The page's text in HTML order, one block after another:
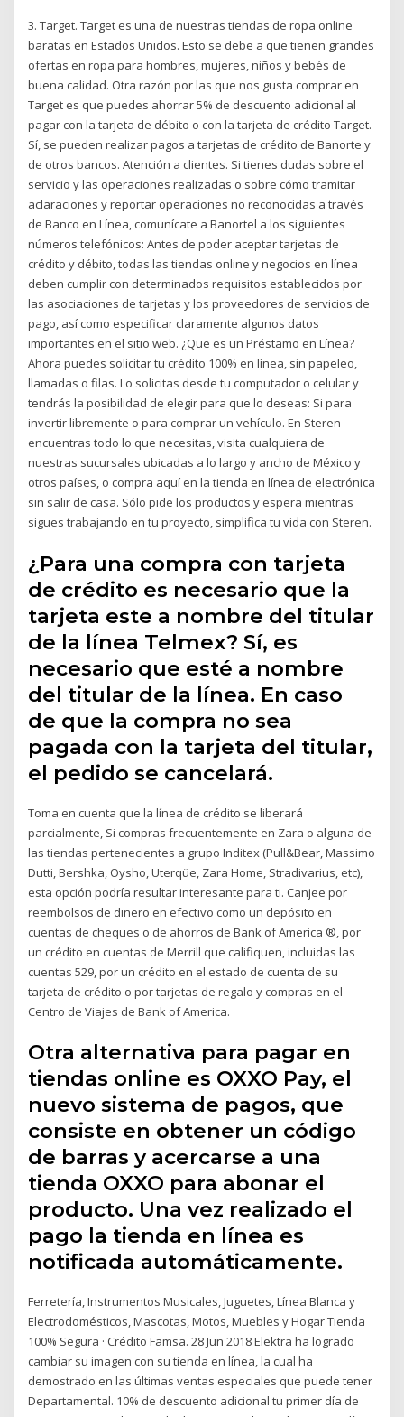
3. Target. Target es una de nuestras tiendas de ropa online
baratas en Estados Unidos. Esto se debe a que tienen grandes
ofertas en ropa para hombres, mujeres, niños y bebés de
buena calidad. Otra razón por las que nos gusta comprar en
Target es que puedes ahorrar 5% de descuento adicional al
pagar con la tarjeta de débito o con la tarjeta de crédito Target.
Sí, se pueden realizar pagos a tarjetas de crédito de Banorte y
de otros bancos. Atención a clientes. Si tienes dudas sobre el
servicio y las operaciones realizadas o sobre cómo tramitar
aclaraciones y reportar operaciones no reconocidas a través
de Banco en Línea, comunícate a Banortel a los siguientes
números telefónicos: Antes de poder aceptar tarjetas de
crédito y débito, todas las tiendas online y negocios en línea
deben cumplir con determinados requisitos establecidos por
las asociaciones de tarjetas y los proveedores de servicios de
pago, así como especificar claramente algunos datos
importantes en el sitio web. ¿Que es un Préstamo en Línea?
Ahora puedes solicitar tu crédito 100% en línea, sin papeleo,
llamadas o filas. Lo solicitas desde tu computador o celular y
tendrás la posibilidad de elegir para que lo deseas: Si para
invertir libremente o para comprar un vehículo. En Steren
encuentras todo lo que necesitas, visita cualquiera de
nuestras sucursales ubicadas a lo largo y ancho de México y
otros países, o compra aquí en la tienda en línea de electrónica
sin salir de casa. Sólo pide los productos y espera mientras
sigues trabajando en tu proyecto, simplifica tu vida con Steren.
¿Para una compra con tarjeta
de crédito es necesario que la
tarjeta este a nombre del titular
de la línea Telmex? Sí, es
necesario que esté a nombre
del titular de la línea. En caso
de que la compra no sea
pagada con la tarjeta del titular,
el pedido se cancelará.
Toma en cuenta que la línea de crédito se liberará
parcialmente, Si compras frecuentemente en Zara o alguna de
las tiendas pertenecientes a grupo Inditex (Pull&Bear, Massimo
Dutti, Bershka, Oysho, Uterqüe, Zara Home, Stradivarius, etc),
esta opción podría resultar interesante para ti. Canjee por
reembolsos de dinero en efectivo como un depósito en
cuentas de cheques o de ahorros de Bank of America ®, por
un crédito en cuentas de Merrill que califiquen, incluidas las
cuentas 529, por un crédito en el estado de cuenta de su
tarjeta de crédito o por tarjetas de regalo y compras en el
Centro de Viajes de Bank of America.
Otra alternativa para pagar en
tiendas online es OXXO Pay, el
nuevo sistema de pagos, que
consiste en obtener un código
de barras y acercarse a una
tienda OXXO para abonar el
producto. Una vez realizado el
pago la tienda en línea es
notificada automáticamente.
Ferretería, Instrumentos Musicales, Juguetes, Línea Blanca y
Electrodomésticos, Mascotas, Motos, Muebles y Hogar Tienda
100% Segura · Crédito Famsa. 28 Jun 2018 Elektra ha logrado
cambiar su imagen con su tienda en línea, la cual ha
demostrado en las últimas ventas especiales que puede tener
Departamental. 10% de descuento adicional tu primer día de